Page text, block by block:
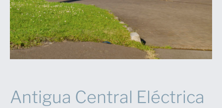
Antigua Central Eléctrica